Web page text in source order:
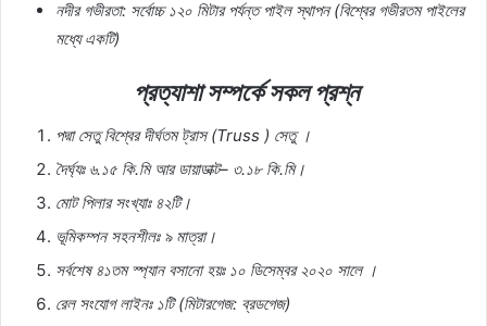
নদীর গভীরতা: সর্বোচ্চ ১২০ মিটার পর্যন্ত পাইল স্থাপন(বিশ্বের গভীরতম পাইলের
মধ্যে একটি)
প্রত্যাশা সম্পর্কেসকল প্রশ্ন
পদ্মা সেতু বিশ্বের দীর্ঘতম ট্রাস(Truss ) সেতু ।
দৈর্ঘ্যঃ ৬.১৫ কি.মি আর ডায়াডাক্ট– ৩.১৮ কি.মি।
মোট পিলার সংখ্যাঃ ৪২টি।
ভূমিকম্পন সহনশীলঃ ৯ মাত্রা।
সর্বশেষ ৪১তম স্প্যান বসানো হয়ঃ ১০ ডিসেম্বর ২০২০ সালে ।
রেল সংযোগ লাইনঃ ১টি(মিটারগেজ: ব্রডগেজ)